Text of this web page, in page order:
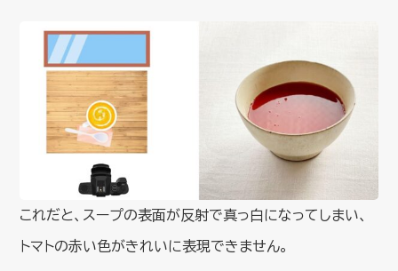
これだと、スープの表面が反射で真っ白になってしまい、
トマトの赤い色がきれいに表現できません。